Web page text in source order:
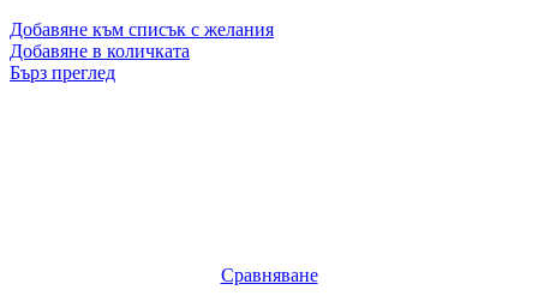
Добавяне към списък с желания
Добавяне в количката
Бърз преглед
Сравняване